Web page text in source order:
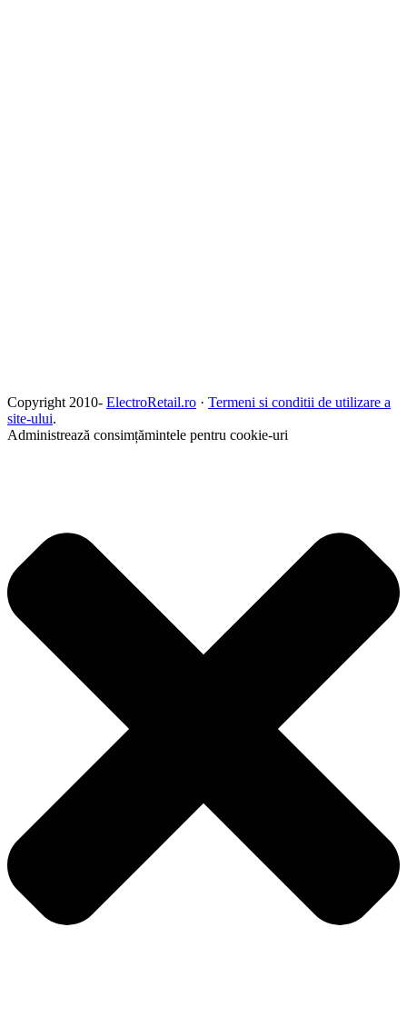
Copyright 2010- ElectroRetail.ro · Termeni si conditii de utilizare a
site-ului.
Administrează consimțămintele pentru cookie-uri